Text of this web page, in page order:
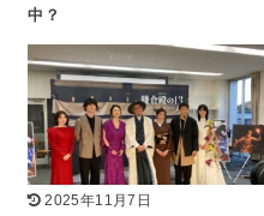
中？
2025年11月7日